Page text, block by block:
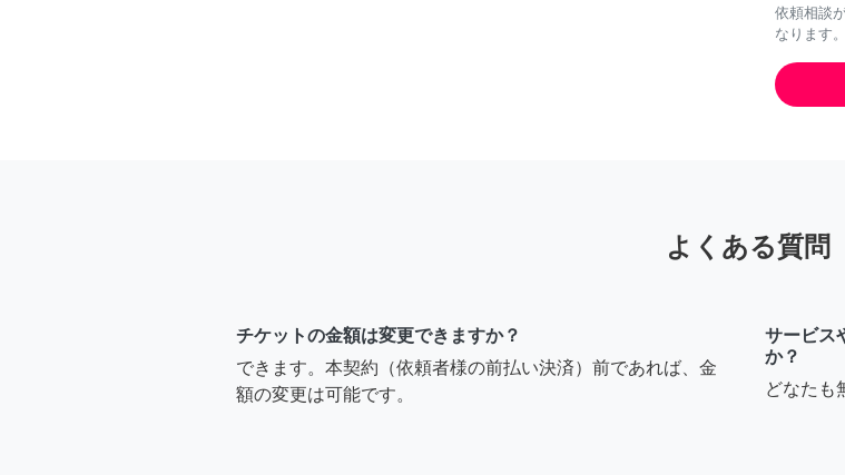
依頼相談
なります。
よくある質問
チケットの金額は変更できますか？
できます。本契約（依頼者様の前払い決済）前であれば、金
額の変更は可能です。
サービス
か？
どなたも